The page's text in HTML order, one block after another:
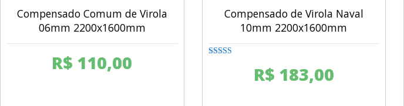
Compensado Comum de Virola
06mm 2200x1600mm
R$ 110,00
Compensado de Virola Naval
10mm 2200x1600mm
R$ 183,00